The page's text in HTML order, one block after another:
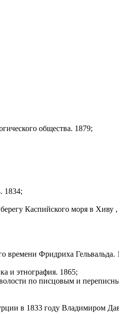
общества. 1879;
1834;
Каспийского моря в Хиву
времени Фридриха Гельвальда.
и этнография. 1865;
по писцовым и
в 1833 году Владимиром